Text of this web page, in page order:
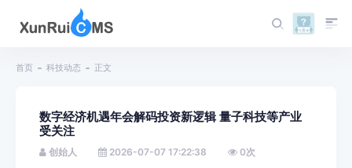
首页 科技动态 正文
数字经济机遇年会解码投资新逻辑 量子科技等产业
受关注
创始人 2026-07-07 17:22:38 0次